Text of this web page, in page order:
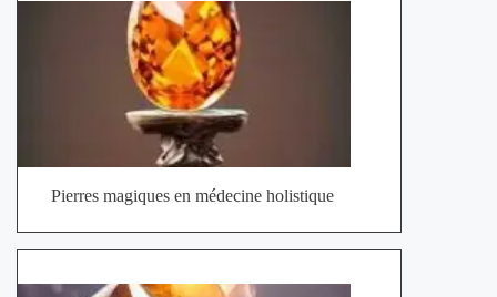
Pierres magiques en médecine holistique